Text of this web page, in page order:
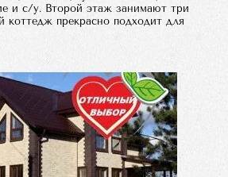
и с/у. Второй этаж занимают три
коттедж прекрасно подходит для